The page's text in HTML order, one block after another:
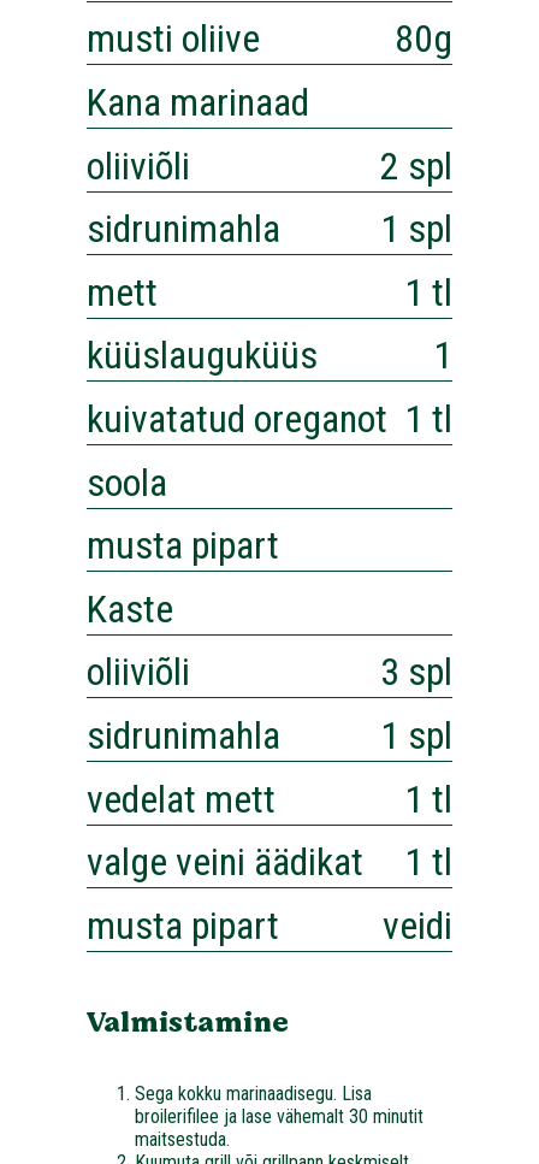
musti oliive
80g
Kana marinaad
oliiviõli
2 spl
sidrunimahla
1 spl
mett
1 tl
küüslauguküüs
1
kuivatatud oreganot 1 tl
soola
musta pipart
Kaste
oliiviõli
3 spl
sidrunimahla
1 spl
vedelat mett
1 tl
valge veini äädikat
1 tl
musta pipart
veidi
Valmistamine
Sega kokku marinaadisegu. Lisa
broilerifilee ja lase vähemalt 30 minutit
maitsestuda.